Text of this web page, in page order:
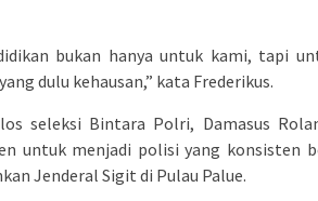
bukan hanya untuk kami, tapi
dulu kehausan,” kata Frederikus.
seleksi Bintara Polri, Damasus
untuk menjadi polisi yang konsisten
Jenderal Sigit di Pulau Palue.